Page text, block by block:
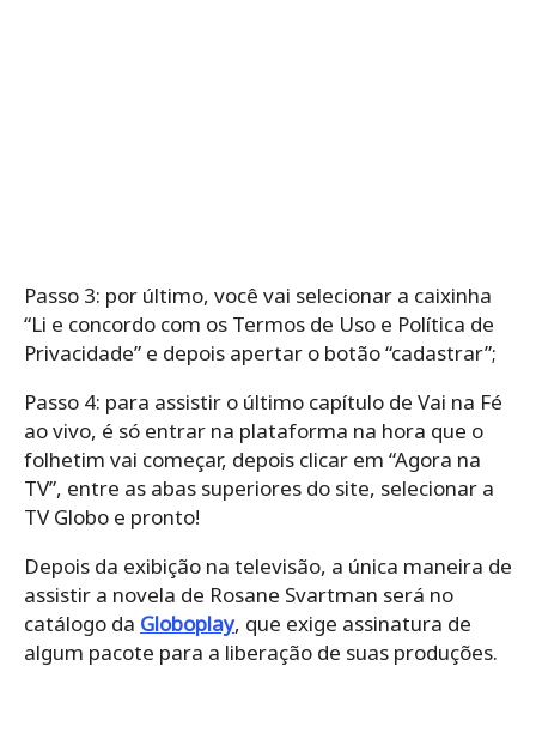
Passo 3: por último, você vai selecionar a caixinha
“Li e concordo com os Termos de Uso e Política de
Privacidade” e depois apertar o botão “cadastrar”;
Passo 4: para assistir o último capítulo de Vai na Fé
ao vivo, é só entrar na plataforma na hora que o
folhetim vai começar, depois clicar em “Agora na
TV”, entre as abas superiores do site, selecionar a
TV Globo e pronto!
Depois da exibição na televisão, a única maneira de
assistir a novela de Rosane Svartman será no
catálogo da Globoplay, que exige assinatura de
algum pacote para a liberação de suas produções.